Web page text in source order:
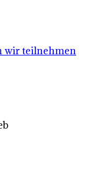
wir teilnehmen